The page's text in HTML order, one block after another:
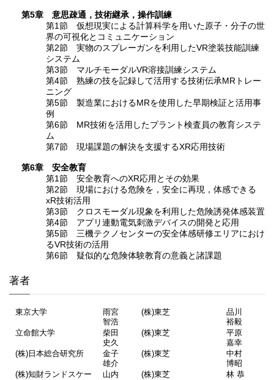
第5章 意思疎通，技術継承，操作訓練
第1節 仮想現実による計算科学を用いた原子・分子の世
界の可視化とコミュニケーション
第2節 実物のスプレーガンを利用したVR塗装技能訓練
システム
第3節 マルチモーダルVR溶接訓練システム
第4節 熟練の技を記録して活用する技術伝承MRトレー
ニング
第5節 製造業におけるMRを使用した早期検証と活用事
例
第6節 MR技術を活用したプラント検査員の教育システ
ム
第7節 現場課題の解決を支援するXR応用技術
第6章 安全教育
第1節 安全教育へのXR応用とその効果
第2節 現場における危険を，安全に再現，体感できる
xR技術活用
第3節 クロスモーダル現象を利用した危険誘発体感装置
第4節 アプリ連動電気刺激デバイスの開発と応用
第5節 三機テクノセンターの安全体感研修エリアにおけ
るVR技術の活用
第6節 疑似的な危険体験教育の意義と諸課題
著者
東京大学
雨宮
智浩
(株)東芝
品川
裕毅
立命館大学
柴田
史久
(株)東芝
平原
嘉幸
(株)日本総合研究所
金子
雄介
(株)東芝
中村
博昭
(株)知財ランドスケー
山内 (株)東芝 林 恭